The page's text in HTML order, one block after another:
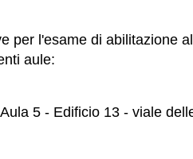
per l'esame di abilitazione
aule:
5 - Edificio 13 - viale